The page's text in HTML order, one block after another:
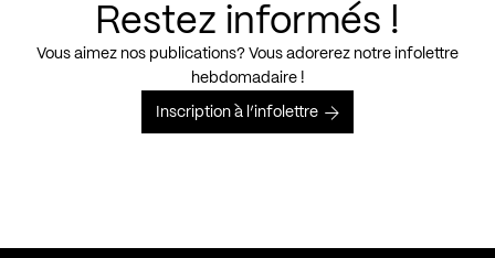
Restez informés !
Vous aimez nos publications? Vous adorerez notre infolettre
hebdomadaire !
Inscription à l’infolettre